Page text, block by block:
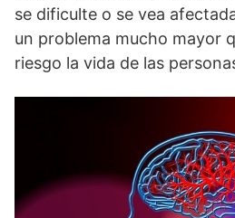
se dificulte o se vea
un problema mucho mayor
riesgo la vida de las